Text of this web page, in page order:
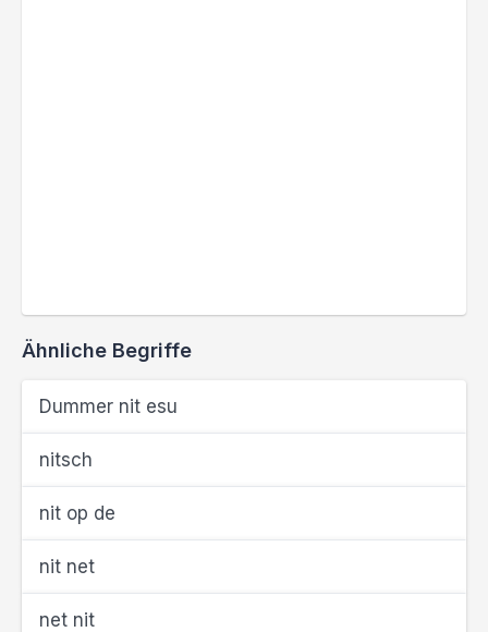
Ähnliche Begriffe
Dummer nit esu
nitsch
nit op de
nit net
net nit